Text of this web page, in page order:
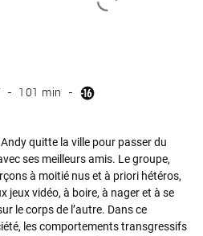
101 min
quitte la ville pour passer du
ses meilleurs amis. Le groupe,
à moitié nus et à priori hétéros,
jeux vidéo, à boire, à nager et à se
le corps de l’autre. Dans ce
les comportements transgressifs